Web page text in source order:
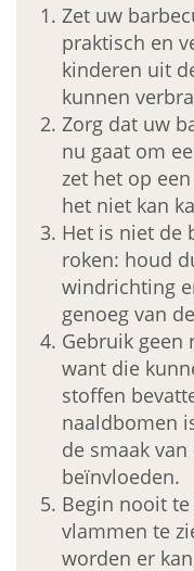
Zet uw
praktisch en
kinderen uit
kunnen
Zorg dat uw
nu gaat om
zet het op
het niet kan
Het is niet de
roken: houd
windrichting
genoeg van
Gebruik geen
want die
stoffen
naaldbomen
de smaak
beïnvloeden.
Begin nooit
vlammen te
worden er